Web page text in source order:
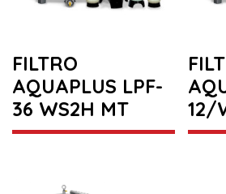
FILTRO
AQUAPLUS LPF-
36 WS2H MT
12/